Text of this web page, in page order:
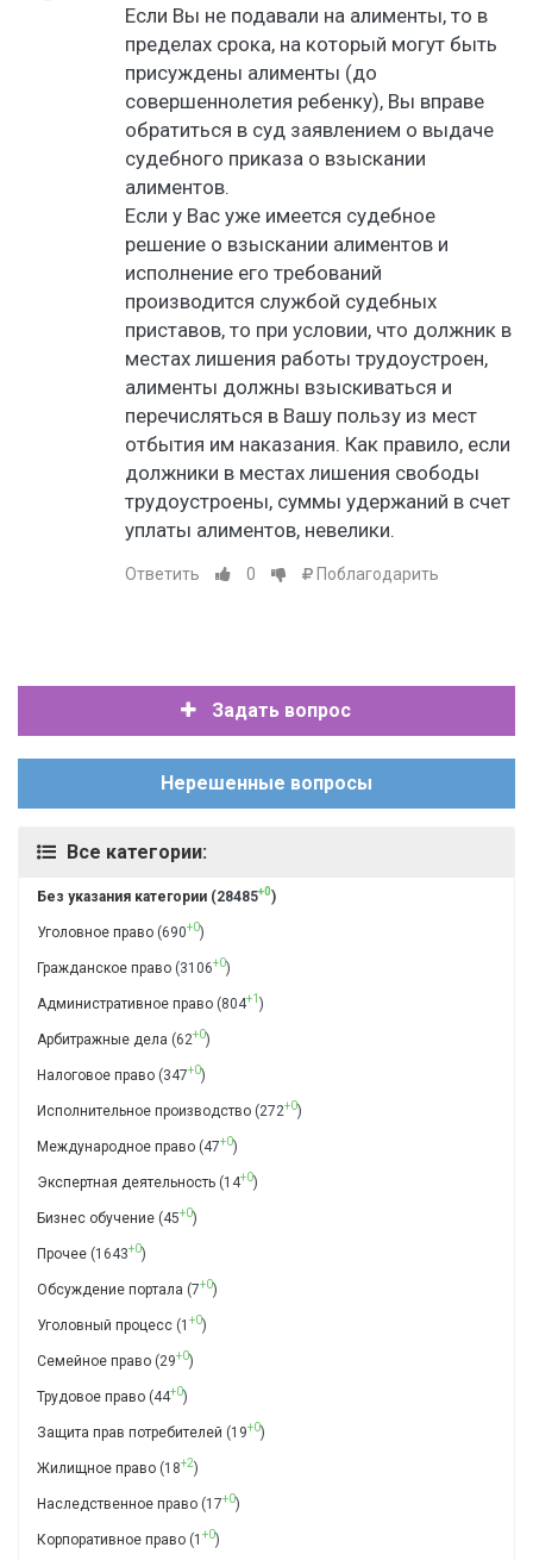
Если Вы не подавали на алименты, то в
пределах срока, на который могут быть
присуждены алименты (до
совершеннолетия ребенку), Вы вправе
обратиться в суд заявлением о выдаче
судебного приказа о взыскании
алиментов.
Если у Вас уже имеется судебное
решение о взыскании алиментов и
исполнение его требований
производится службой судебных
приставов, то при условии, что должник в
местах лишения работы трудоустроен,
алименты должны взыскиваться и
перечисляться в Вашу пользу из мест
отбытия им наказания. Как правило, если
должники в местах лишения свободы
трудоустроены, суммы удержаний в счет
уплаты алиментов, невелики.
Ответить 0 Поблагодарить
Задать вопрос
Нерешенные вопросы
Все категории:
Без указания категории (28485+0)
Уголовное право (690+0)
Гражданское право (3106+0)
Административное право (804+1 )
Арбитражные дела (62+0)
Налоговое право (347+0)
Исполнительное производство (272+0)
Международное право (47+0)
Экспертная деятельность (14+0)
Бизнес обучение (45+0)
Прочее (1643+0)
Обсуждение портала (7+0)
Уголовный процесс (1 +0)
Семейное право (29+0)
Трудовое право (44+0)
Защита прав потребителей (19+0)
Жилищное право (18+2)
Наследственное право (17+0)
Корпоративное право (1 +0)